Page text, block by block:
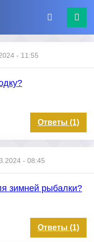
- 11:55
Ответы (1)
- 08:45
зимней рыбалки?
Ответы (1)